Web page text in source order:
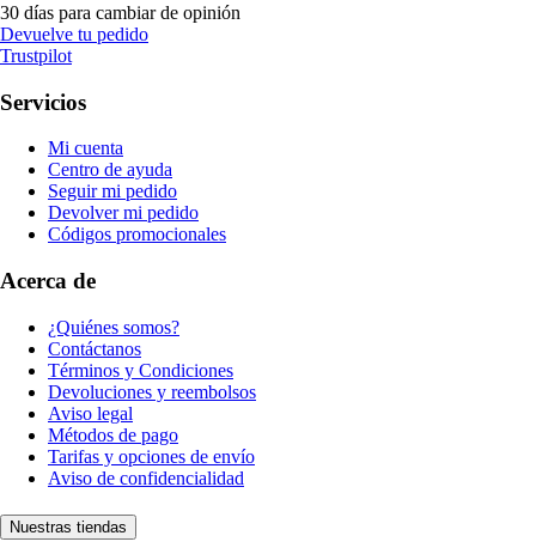
30 días para cambiar de opinión
Devuelve tu pedido
Trustpilot
Servicios
Mi cuenta
Centro de ayuda
Seguir mi pedido
Devolver mi pedido
Códigos promocionales
Acerca de
¿Quiénes somos?
Contáctanos
Términos y Condiciones
Devoluciones y reembolsos
Aviso legal
Métodos de pago
Tarifas y opciones de envío
Aviso de confidencialidad
Nuestras tiendas